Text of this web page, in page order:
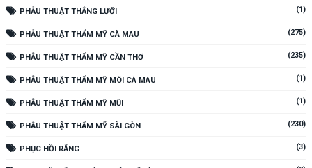
PHẪU THUẬT THẮNG LƯỠI (1)
PHẪU THUẬT THẨM MỸ CÀ MAU (275)
PHẪU THUẬT THẨM MỸ CẦN THƠ (235)
PHẪU THUẬT THẨM MỸ MÔI CÀ MAU (1)
PHẪU THUẬT THẨM MỸ MŨI (1)
PHẪU THUẬT THẨM MỸ SÀI GÒN (230)
PHỤC HỒI RĂNG (3)